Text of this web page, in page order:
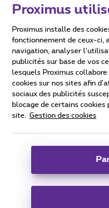
Conditions
Tous droits réservés. ©
Conditions générales,
Coordonnées de
Boulevard du Roi Albert
Proximus
Proximus installe des
fonctionnement de ceux-ci,
navigation, analyser
publicités sur base de vos
lesquels Proximus
cookies sur nos sites afin
sociaux des publicités
blocage de certains
site.
Gestion des cookies